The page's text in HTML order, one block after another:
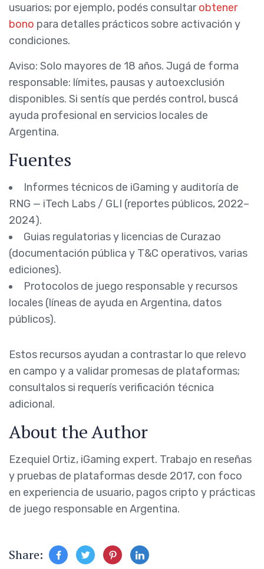
usuarios; por ejemplo, podés consultarobtener
bono para detalles prácticos sobre activación y
condiciones.
Aviso: Solo mayores de 18 años. Jugá de forma
responsable: límites, pausas y autoexclusión
disponibles. Si sentís que perdés control, buscá
ayuda profesional en servicios locales de
Argentina.
Fuentes
Informes técnicos de iGaming y auditoría de
RNG — iTech Labs / GLI (reportes públicos, 2022–
2024).
Guias regulatorias y licencias de Curazao
(documentación pública y T&C operativos, varias
ediciones).
Protocolos de juego responsable y recursos
locales (líneas de ayuda en Argentina, datos
públicos).
Estos recursos ayudan a contrastar lo que relevo
en campo y a validar promesas de plataformas;
consultalos si requerís verificación técnica
adicional.
About the Author
Ezequiel Ortiz, iGaming expert. Trabajo en reseñas
y pruebas de plataformas desde 2017, con foco
en experiencia de usuario, pagos cripto y prácticas
de juego responsable en Argentina.
Share: